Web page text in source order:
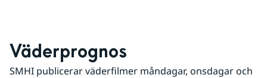
Väderprognos
SMHI publicerar väderfilmer måndagar, onsdagar och